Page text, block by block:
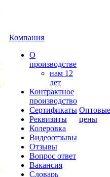
Компания
О
производстве
нам 12
лет
Контрактное
производство
Сертификаты
Реквизиты
Колеровка
Видеоотзывы
Отзывы
Вопрос ответ
Вакансия
Словарь
Оптовые
цены